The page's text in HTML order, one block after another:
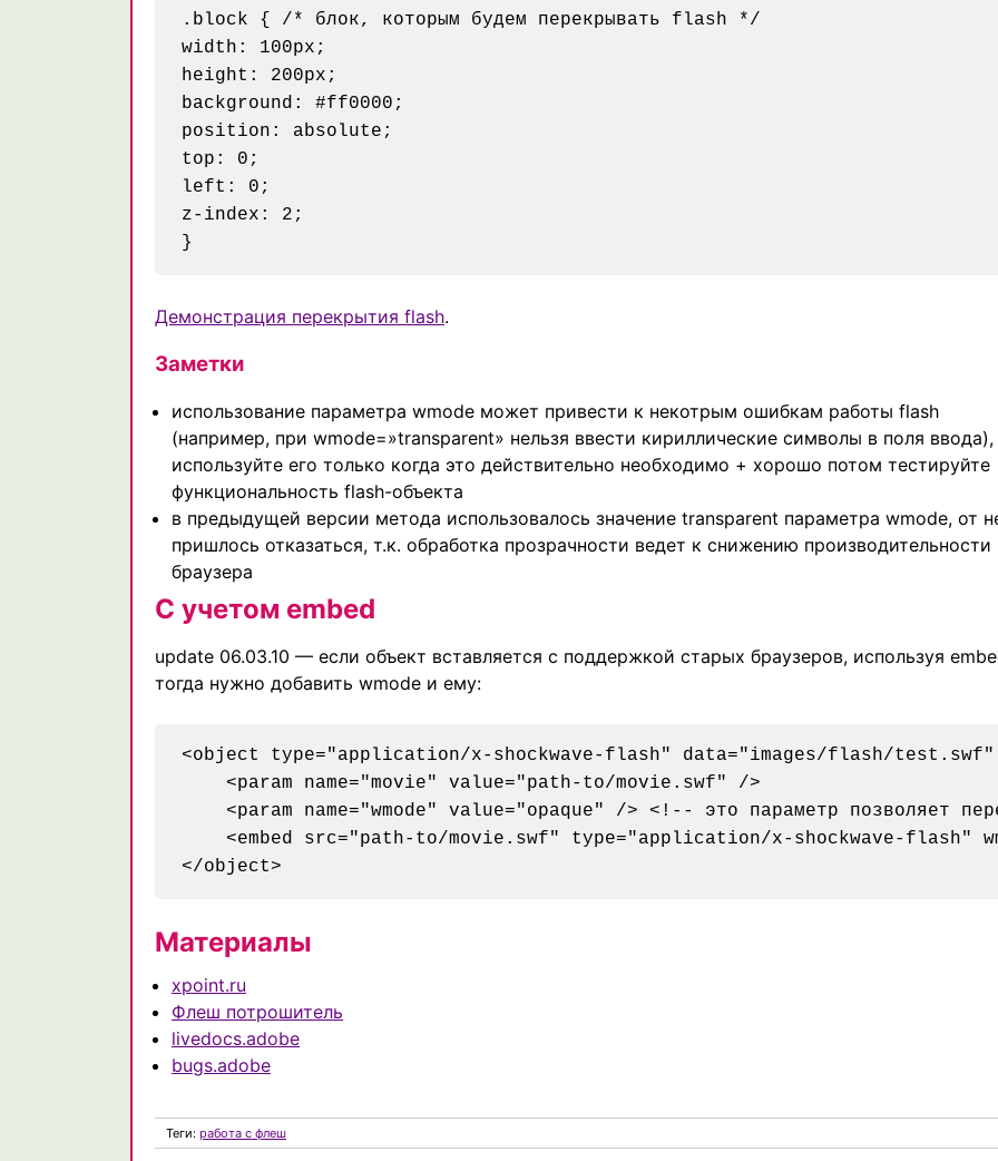
.block { /* блок, которым будем перекрывать flash */
width: 100px;
height: 200px;
background: #ff0000;
position: absolute;
top: 0;
left: 0;
z-index: 2;
Демонстрация перекрытия flash.
Заметки
использование параметра wmode может привести к некотрым ошибкам работы flash
(например, при wmode=»transparent» нельзя ввести кириллические символы в поля ввода),
используйте его только когда это действительно необходимо + хорошо потом тестируйте
функциональность flash-объекта
в предыдущей версии метода использовалось значение transparent параметра wmode, от
пришлось отказаться, т.к. обработка прозрачности ведет к снижению производительности
браузера
С учетом embed
update 06.03.10 — если объект вставляется с поддержкой старых браузеров, используя
тогда нужно добавить wmode и ему:
<object type="application/x-shockwave-flash" data="images/flash/test.swf"
    <param name="movie" value="path-to/movie.swf" />
<param name="wmode" value="opaque" /> <!-- это параметр позволяет
<embed src="path-to/movie.swf" type="application/x-shockwave-flash"
Материалы
xpoint.ru
Флеш потрошитель
livedocs.adobe
bugs.adobe
Теги: работа с флеш